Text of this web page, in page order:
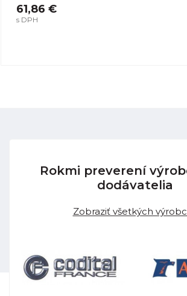
61,86 €
s DPH
Rokmi preverení
dodávatelia
Zobraziť všetkých